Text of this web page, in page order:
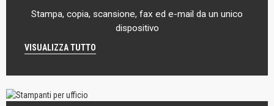
Stampa, copia, scansione, fax ed e-mail da un unico
dispositivo
VISUALIZZA TUTTO